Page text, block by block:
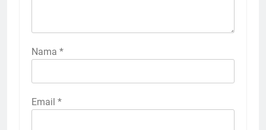
Nama *
Email *